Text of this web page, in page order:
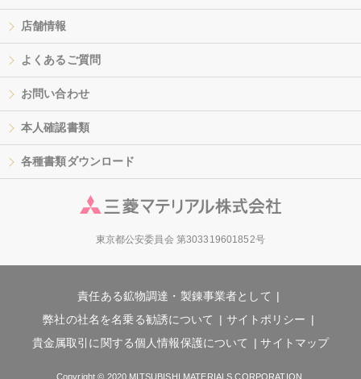
店舗情報
よくあるご質問
お問い合わせ
本人確認書類
各種書類ダウンロード
東京都公安委員会 第303319601852号
責任ある鉱物調達・製錬事業者として
弊社の社名を名乗る勧誘について
サイトポリシー
貴金属取引に関する個人情報保護について
サイトマップ
Copyright © 2020 MITSUBISHI MATERIALS CORPORATION.